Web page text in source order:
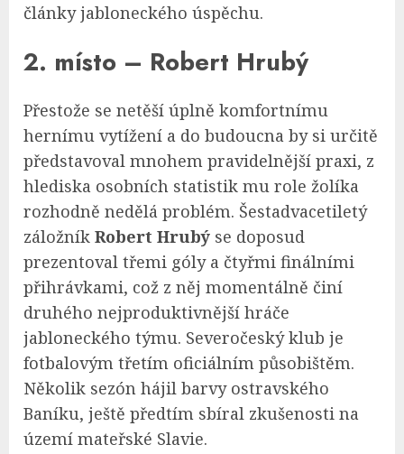
články jabloneckého úspěchu.
2. místo – Robert Hrubý
Přestože se netěší úplně komfortnímu
hernímu vytížení a do budoucna by si určitě
představoval mnohem pravidelnější praxi, z
hlediska osobních statistik mu role žolíka
rozhodně nedělá problém. Šestadvacetiletý
záložník Robert Hrubý se doposud
prezentoval třemi góly a čtyřmi finálními
přihrávkami, což z něj momentálně činí
druhého nejproduktivnější hráče
jabloneckého týmu. Severočeský klub je
fotbalovým třetím oficiálním působištěm.
Několik sezón hájil barvy ostravského
Baníku, ještě předtím sbíral zkušenosti na
území mateřské Slavie.